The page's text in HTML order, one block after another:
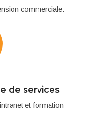
commerciale.
de services
et formation